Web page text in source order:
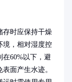
存时应保持干燥
境，相对湿度控
在60%以下，避
表面产生水迹。